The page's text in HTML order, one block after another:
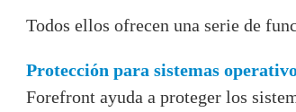
Todos ellos ofrecen una serie de
Protección para sistemas
Forefront ayuda a proteger los